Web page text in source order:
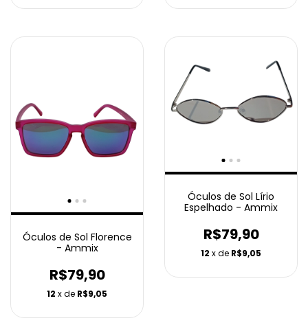
Óculos de Sol Florence
- Ammix
R$79,90
12 x de R$9,05
Óculos de Sol Lírio
Espelhado - Ammix
R$79,90
12 x de R$9,05